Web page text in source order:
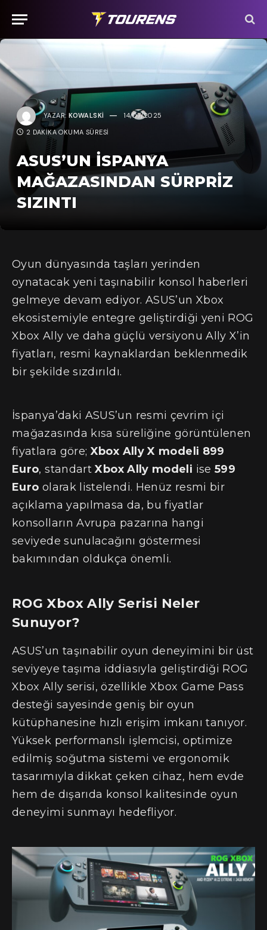
YAZAR: KOWALSKI 14/07/2025
2 DAKIKA OKUMA SÜRESI
ASUS’UN İSPANYA
MAĞAZASINDAN SÜRPRIZ
SIZINTI
Oyun dünyasında taşları yerinden
oynatacak yeni taşınabilir konsol haberleri
gelmeye devam ediyor. ASUS’un Xbox
ekosistemiyle entegre geliştirdiği yeni ROG
Xbox Ally ve daha güçlü versiyonu Ally X’in
fiyatları, resmi kaynaklardan beklenmedik
bir şekilde sızdırıldı.
İspanya’daki ASUS’un resmi çevrim içi
mağazasında kısa süreliğine görüntülenen
fiyatlara göre;Xbox Ally X modeli 899
Euro, standartXbox Ally modeli ise 599
Euro olarak listelendi. Henüz resmi bir
açıklama yapılmasa da, bu fiyatlar
konsolların Avrupa pazarına hangi
seviyede sunulacağını göstermesi
bakımından oldukça önemli.
ROG Xbox Ally Serisi Neler
Sunuyor?
ASUS’un taşınabilir oyun deneyimini bir üst
seviyeye taşıma iddiasıyla geliştirdiği ROG
Xbox Ally serisi, özellikle Xbox Game Pass
desteği sayesinde geniş bir oyun
kütüphanesine hızlı erişim imkanı tanıyor.
Yüksek performanslı işlemcisi, optimize
edilmiş soğutma sistemi ve ergonomik
tasarımıyla dikkat çeken cihaz, hem evde
hem de dışarıda konsol kalitesinde oyun
deneyimi sunmayı hedefliyor.